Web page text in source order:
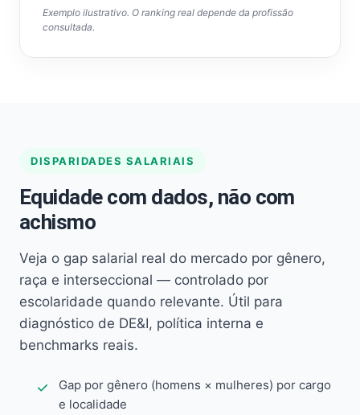
Exemplo ilustrativo. O ranking real depende da profissão
consultada.
DISPARIDADES SALARIAIS
Equidade com dados, não com
achismo
Veja o gap salarial real do mercado por gênero,
raça e interseccional — controlado por
escolaridade quando relevante. Útil para
diagnóstico de DE&I, política interna e
benchmarks reais.
Gap por gênero (homens × mulheres) por cargo
e localidade